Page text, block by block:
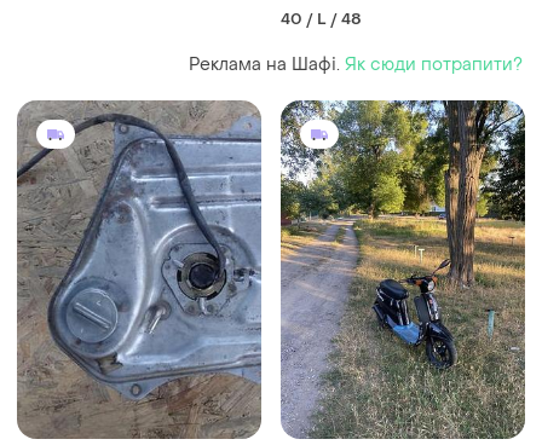
м'яким захистом / шкіряний
бомбер (розмір 52, l)
40 / L / 48
Реклама на Шафі. Як сюди потрапити?